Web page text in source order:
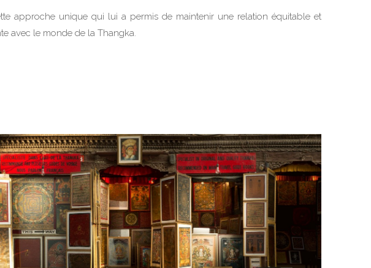
approche unique qui lui a permis de maintenir une relation équitable et
avec le monde de la Thangka.